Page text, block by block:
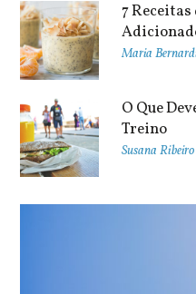
7 Receitas
Maria
O Que
Treino
Susana Ribeiro